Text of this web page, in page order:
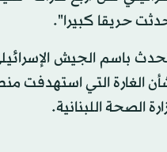
حريقا كبيرا".
باسم الجيش
الغارة التي استهدفت
اللبنانية.